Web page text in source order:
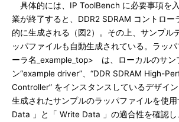
具体的には、IP ToolBench に必要事項を
業が終了すると、DDR2 SDRAM コントロー
的に生成される（図2）。その上、サンプル
ッパファイルも自動生成されている。ラッ
ーラ名_example_top> は、ローカルのサン
ン“example driver”、“DDR SDRAM High-
Controller” をインスタンスしているデザイ
生成されたサンプルのラッパファイルを使
Data 」と「 Write Data 」の適合性を確認